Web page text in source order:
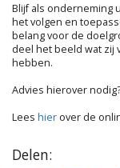
Blijf als onderneming
het volgen en
belang voor de
deel het beeld wat zij
hebben.
Advies hierover
Lees hier over de
Delen: